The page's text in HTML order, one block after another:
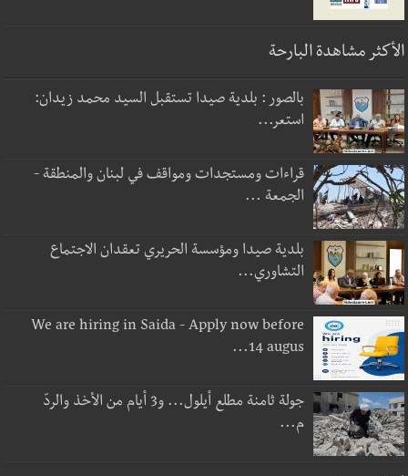
الأكثر مشاهدة البارحة
بالصور : بلدية صيدا تستقبل السيد محمد زيدان:
استعر...
قراءات ومستجدات ومواقف في لبنان والمنطقة -
الجمعة ...
بلدية صيدا ومؤسسة الحريري تعقدان الاجتماع
التشاوري...
We are hiring in Saida - Apply now before
14 augus...
جولة ثامنة مطلع أيلول... و3 أيام من الأخذ والردّ
م...